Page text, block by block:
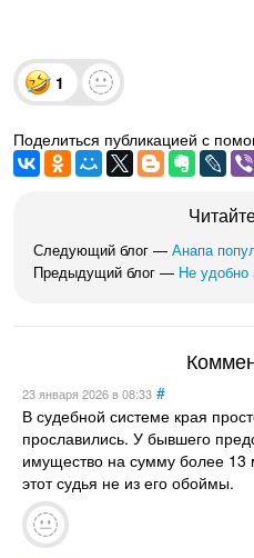
1
Поделиться публикацией с
Следующий блог — Анапа
Предыдущий блог — Не удобно
23 января 2026в 08:33 #
В судебной системе края
прославились. У бывшего
имущество на сумму более
этот судья не из его обоймы.